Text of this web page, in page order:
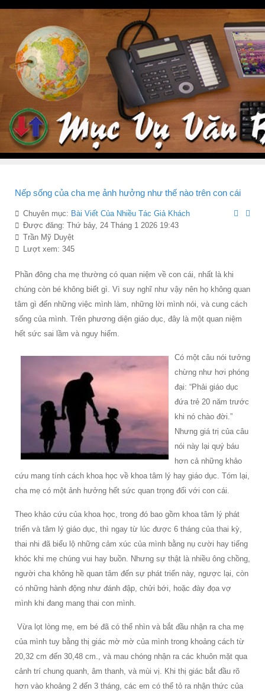
Nếp sống của cha mẹ ảnh hưởng như thế nào trên con cái
Chuyên mục: Bài Viết Của Nhiều Tác Giả Khách
Được đăng: Thứ bảy, 24 Tháng 1 2026 19:43
Trần Mỹ Duyệt
Lượt xem: 345
Phần đông cha mẹ thường có quan niệm về con cái, nhất là khi
chúng còn bé không biết gì. Vì suy nghĩ như vậy nên họ không quan
tâm gì đến những việc mình làm, những lời mình nói, và cung cách
sống của mình. Trên phương diện giáo dục, đây là một quan niệm
hết sức sai lầm và nguy hiểm.
Có một câu nói tưởng
chừng như hơi phóng
đại: “Phải giáo dục
đứa trẻ 20 năm trước
khi nó chào đời.”
Nhưng giá trị của câu
nói này lại quý báu
hơn cả những khảo
cứu mang tính cách khoa học về khoa tâm lý hay giáo dục. Tóm lại,
cha mẹ có một ảnh hưởng hết sức quan trọng đối với con cái.
Theo khảo cứu của khoa học, trong đó bao gồm khoa tâm lý phát
triển và tâm lý giáo dục, thì ngay từ lúc được 6 tháng của thai kỳ,
thai nhi đã biểu lộ những cảm xúc của mình bằng nụ cười hay tiếng
khóc khi mẹ chúng vui hay buồn. Nhưng sự thật là nhiều ông chồng,
người cha không hề quan tâm đến sự phát triển này, ngược lại, còn
có những hành động như đánh đập, chửi bới, hoặc đày đọa vợ
mình khi đang mang thai con mình.
Vừa lọt lòng mẹ, em bé đã có thể nhìn và bắt đầu nhận ra cha mẹ
của mình tuy bằng thị giác mờ mờ của mình trong khoảng cách từ
20,32 cm đến 30,48 cm., và mau chóng nhận ra các khuôn mặt qua
cảnh trí chung quanh, âm thanh, và mùi vị. Khi thị giác bắt đầu rõ
hơn vào khoảng 2 đến 3 tháng, các em có thể tỏ ra nhận thức của